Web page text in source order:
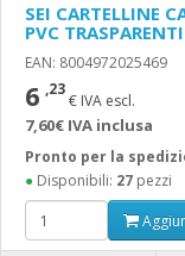
SEI CARTELLINE
PVC
EAN: 8004972025469
6 ,23
€ IVA escl.
7,60€ IVA inclusa
Pronto per la
●Disponibili: 27pezzi